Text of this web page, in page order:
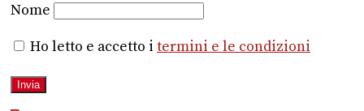
Nome
Ho letto e accetto i termini e le condizioni